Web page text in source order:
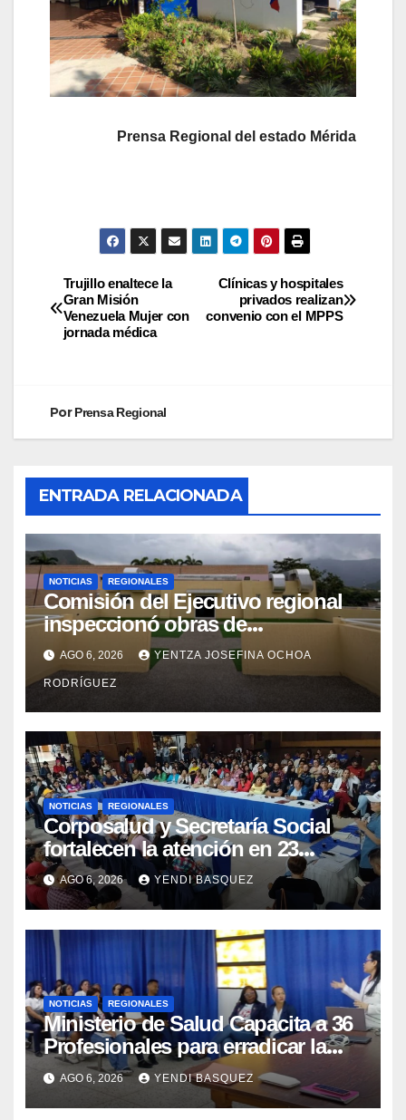
Prensa Regional del estado Mérida
Clínicas y hospitales
privados realizan
convenio con el MPPS
Trujillo enaltece la
Gran Misión
Venezuela Mujer con
jornada médica
PorPrensa Regional
ENTRADA RELACIONADA
NOTICIAS REGIONALES
Comisión del Ejecutivo regional
inspeccionó obras de
recuperación en la Maternidad
Integral Aragua
AGO 6, 2026 YENTZA JOSEFINA OCHOA
RODRÍGUEZ
NOTICIAS REGIONALES
Corposalud y Secretaría Social
fortalecen la atención en 23
municipios
AGO 6, 2026 YENDI BASQUEZ
NOTICIAS REGIONALES
Ministerio de Salud Capacita a 36
Profesionales para erradicar la
Tuberculosis en Yaracuy
AGO 6, 2026 YENDI BASQUEZ